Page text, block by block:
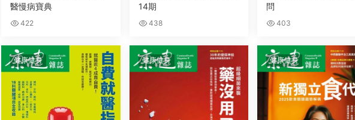
醫慢病寶典
422
14期
438
問
403
健康健身 健康健身 健康健身